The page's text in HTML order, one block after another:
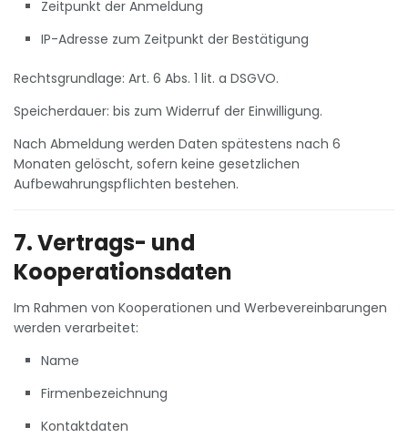
Zeitpunkt der Anmeldung
IP-Adresse zum Zeitpunkt der Bestätigung
Rechtsgrundlage: Art. 6 Abs. 1 lit. a DSGVO.
Speicherdauer: bis zum Widerruf der Einwilligung.
Nach Abmeldung werden Daten spätestens nach 6
Monaten gelöscht, sofern keine gesetzlichen
Aufbewahrungspflichten bestehen.
7. Vertrags- und
Kooperationsdaten
Im Rahmen von Kooperationen und Werbevereinbarungen
werden verarbeitet:
Name
Firmenbezeichnung
Kontaktdaten